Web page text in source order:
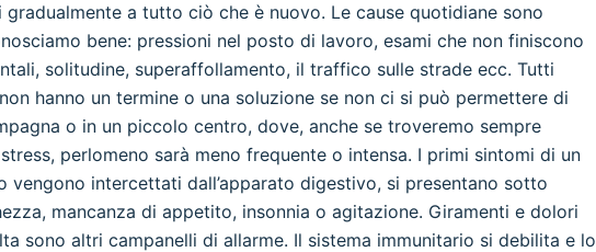
a tutto ciò che è nuovo. Le cause quotidiane sono
bene: pressioni nel posto di lavoro, esami che non finiscono
solitudine, superaffollamento, il traffico sulle strade ecc. Tutti
hanno un termine o una soluzione se non ci si può permettere di
o in un piccolo centro, dove, anche se troveremo sempre
perlomeno sarà meno frequente o intensa. I primi sintomi di un
vengono intercettati dall’apparato digestivo, si presentano sotto
mancanza di appetito, insonnia o agitazione. Giramenti e dolori
sono altri campanelli di allarme. Il sistema immunitario si debilita e lo